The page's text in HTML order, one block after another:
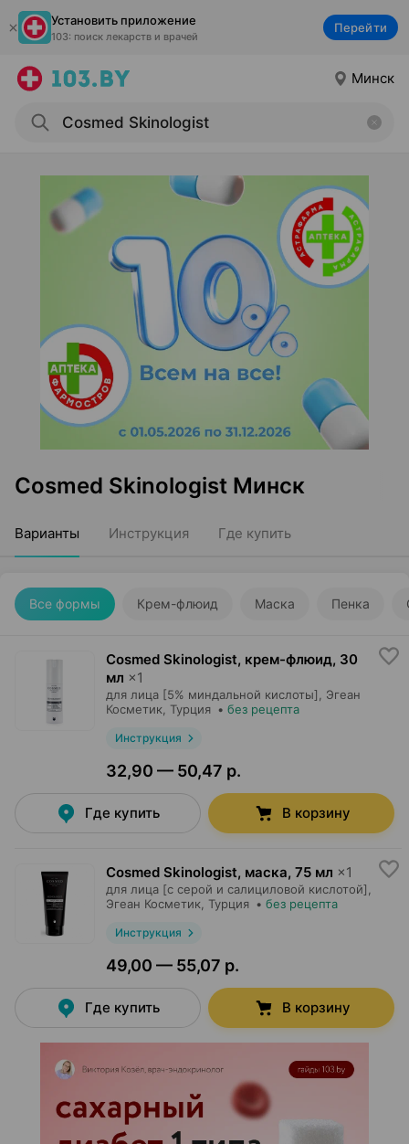
Установить приложение
103: поиск лекарств и врачей
Перейти
Минск
Cosmed Skinologist Минск
Варианты Инструкция Где купить
Все формы Крем-флюид Маска Пенка
Cosmed Skinologist, крем-флюид, 30
мл ×1
для лица [5% миндальной кислоты],
Эгеан
Косметик , Турция • без рецепта
Инструкция
32,90 — 50,47 р.
Где купить В корзину
Cosmed Skinologist, маска, 75 мл ×1
для лица [с серой и салициловой кислотой],
Эгеан Косметик , Турция • без рецепта
Инструкция
49,00 — 55,07 р.
Где купить В корзину